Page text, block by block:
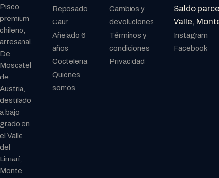
Pisco
premium
chileno,
artesanal.
De
Moscatel
de
Austria,
destilado
a bajo
grado en
el Valle
del
Limarí,
Monte
Reposado
Caur
Añejado 6
años
Cóctelería
Quiénes
somos
Cambios y
devoluciones
Términos y
condiciones
Privacidad
Saldo
Valle,
Instagram
Facebook